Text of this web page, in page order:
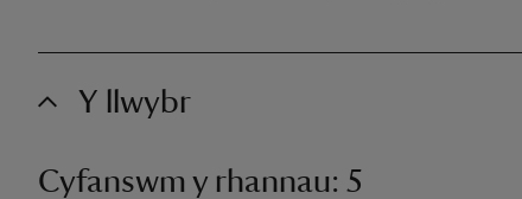
Y llwybr
Cyfanswm y rhannau: 5